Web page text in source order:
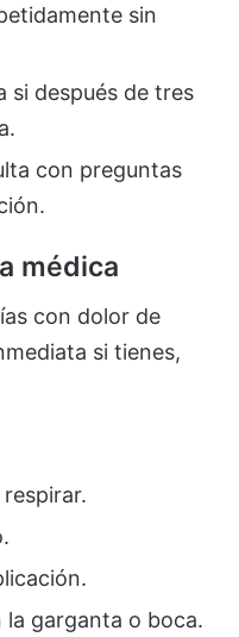
sin
si después de tres
con preguntas
médica
con dolor de
si tienes,
la garganta o boca.